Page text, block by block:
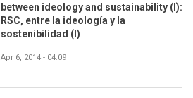
between ideology and sustainability (I):
RSC, entre la ideología y la
sostenibilidad (I)
Apr 6, 2014 - 04:09